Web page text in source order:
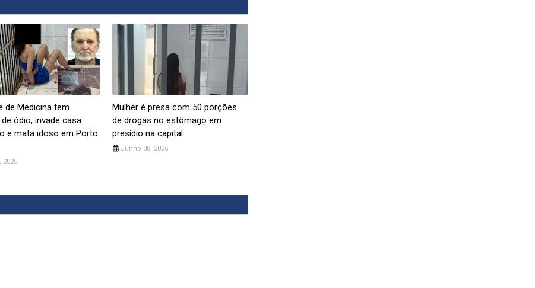
de Medicina tem
ódio, invade casa
e mata idoso em Porto
2026
Mulher é presa com 50 porções
de drogas no estômago em
presídio na capital
Junho 08, 2026